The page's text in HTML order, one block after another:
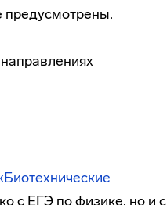
предусмотрены.
с ЕГЭ по физике, но и с